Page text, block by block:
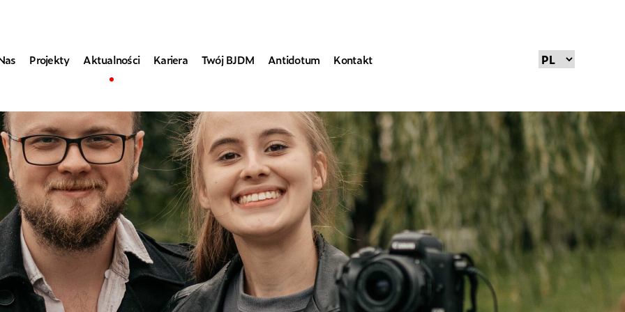
Projekty Aktualności Kariera Twój BJDM Antidotum Kontakt